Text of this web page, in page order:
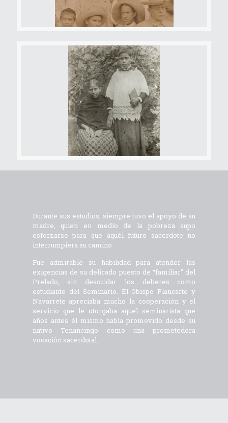
Durante sus estudios, siempre tuvo el apoyo de su
madre, quien en medio de la pobreza supo
esforzarse para que aquél futuro sacerdote no
interrumpiera su camino
Fue admirable su habilidad para atender las
exigencias de su delicado puesto de “familiar” del
Prelado, sin descuidar los deberes como
estudiante del Seminario. El Obispo Plancarte y
Navarrete apreciaba mucho la cooperación y el
servicio que le otorgaba aquel seminarista que
años antes él mismo había promovido desde su
nativo Tenancingo como una prometedora
vocación sacerdotal.